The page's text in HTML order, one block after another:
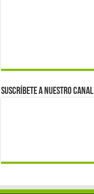
Suscríbete a nuestro canal